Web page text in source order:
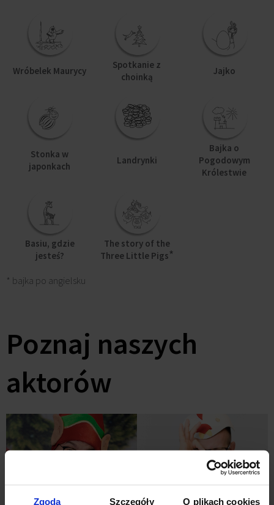
Zgoda Szczegóły O plikach cookies
Wróbelek Maurycy
Spotkanie z
choinką
Jajko
Stonka w
japonkach
Landrynki
Bajka o
Pogodowym
Królestwie
Basiu, gdzie
jesteś?
The story of the
Three Little Pigs*
* bajka po angielsku
Poznaj naszych
aktorów